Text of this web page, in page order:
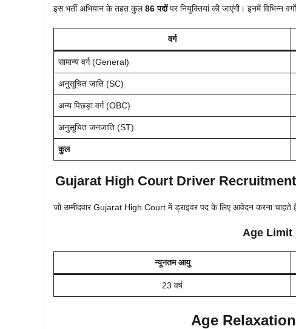
इस भर्ती अभियान के तहत कुल86 पदोंपर नियुक्तियां की जाएंगी। इनमें विभिन्न
वर्ग
सामान्य वर्ग (General)
अनुसूचित जाति (SC)
अन्य पिछड़ा वर्ग (OBC)
अनुसूचित जनजाति (ST)
कुल
Gujarat High Court Driver Recruitment
जो उम्मीदवार Gujarat High Court में ड्राइवर पद के लिए आवेदन करना चाहते हैं,
Age Limit
न्यूनतम आयु
23 वर्ष
Age